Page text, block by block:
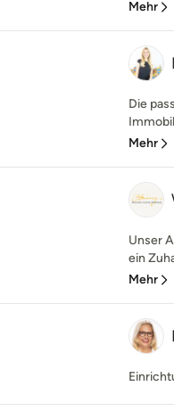
Mehr
Die
Mehr
Unser
ein
Mehr